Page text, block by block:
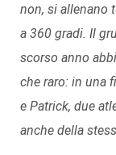
non, si allenano
a 360 gradi. Il
scorso anno
che raro: in una
e Patrick, due
anche della